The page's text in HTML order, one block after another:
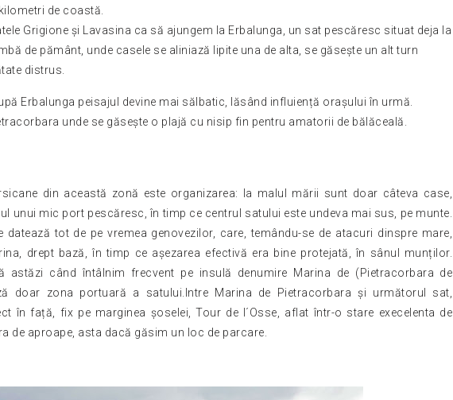
de coastă.
Grigione și Lavasina ca să ajungem la Erbalunga, un sat pescăresc situat deja la
de pământ, unde casele se aliniază lipite una de alta, se găsește un alt turn
distrus.
Erbalunga peisajul devine mai sălbatic, lăsând influiență orașului în urmă.
unde se găsește o plajă cu nisip fin pentru amatorii de bălăceală.
din această zonă este organizarea: la malul mării sunt doar câteva case,
unui mic port pescăresc, în timp ce centrul satului este undeva mai sus, pe munte.
datează tot de pe vremea genovezilor, care, temându-se de atacuri dinspre mare,
drept bază, în timp ce așezarea efectivă era bine protejată, în sânul munților.
astăzi când întâlnim frecvent pe insulă denumire Marina de (Pietracorbara de
doar zona portuară a satului.Intre Marina de Pietracorbara și următorul sat,
în față, fix pe marginea șoselei, Tour de l´Osse, aflat într-o stare execelenta de
de aproape, asta dacă găsim un loc de parcare.